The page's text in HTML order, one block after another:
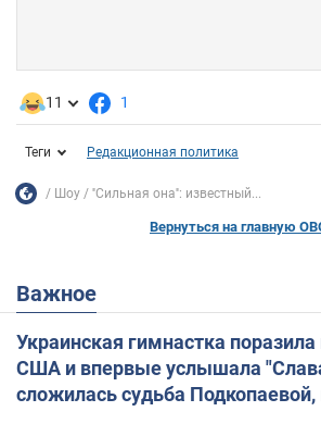
11 1
Теги Редакционная политика
Шоу ''Сильная она'': известный...
Вернуться на главную
Важное
Украинская гимнастка поразила
США и впервые услышала
сложилась судьба Подкопаевой,